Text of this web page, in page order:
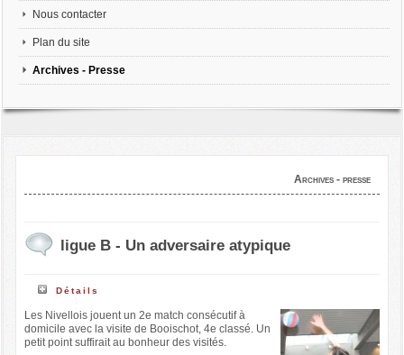
Nous contacter
Plan du site
Archives - Presse
Archives - presse
ligue B - Un adversaire atypique
Détails
Les Nivellois jouent un 2e match consécutif à
domicile avec la visite de Booischot, 4e classé. Un
petit point suffirait au bonheur des visités.